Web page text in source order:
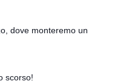
dove monteremo un
scorso!